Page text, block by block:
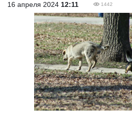
16 апреля 2024 12:11 1442